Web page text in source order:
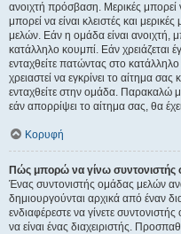
ανοιχτή πρόσβαση. Μερικές μπορεί
μπορεί να είναι κλειστές και
μελών. Εάν η ομάδα είναι ανοιχτή,
κατάλληλο κουμπί. Εάν χρειάζεται
ενταχθείτε πατώντας στο
χρειαστεί να εγκρίνει το αίτημα σας
ενταχθείτε στην ομάδα. Παρακαλώ
εάν απορρίψει το αίτημα σας, θα
Κορυφή
Πώς μπορώ να γίνω συντονιστής
Ένας συντονιστής ομάδας μελών
δημιουργούνται αρχικά από έναν
ενδιαφέρεστε να γίνετε
να είναι ένας διαχειριστής.